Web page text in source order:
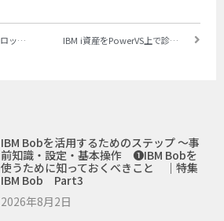
Excelへのドラッグ＆ドロップでDBプログラムを作成 ～ILI総研がノーコードツール「StiLLmDX ｣を発売 IBM i資産をPowerVS上で診断・仕訳する「IBM iシリーズ向けアプリケーション資産近代化PoCサービス」 ～ジーアールソリューションズと日本IBMが提供開始、X-Analysis Advisorを利用
IBM Bobを活用するためのステップ ～事
前知識・設定・基本操作 ❶IBM Bobを
使うために知っておくべきこと ｜特集
IBM Bob Part3
2026年8月2日